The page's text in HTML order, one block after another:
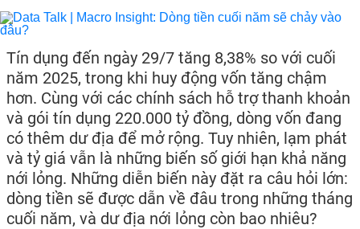
Tín dụng đến ngày 29/7 tăng 8,38% so với cuối
năm 2025, trong khi huy động vốn tăng chậm
hơn. Cùng với các chính sách hỗ trợ thanh khoản
và gói tín dụng 220.000 tỷ đồng, dòng vốn đang
có thêm dư địa để mở rộng. Tuy nhiên, lạm phát
và tỷ giá vẫn là những biến số giới hạn khả năng
nới lỏng. Những diễn biến này đặt ra câu hỏi lớn:
dòng tiền sẽ được dẫn về đâu trong những tháng
cuối năm, và dư địa nới lỏng còn bao nhiêu?